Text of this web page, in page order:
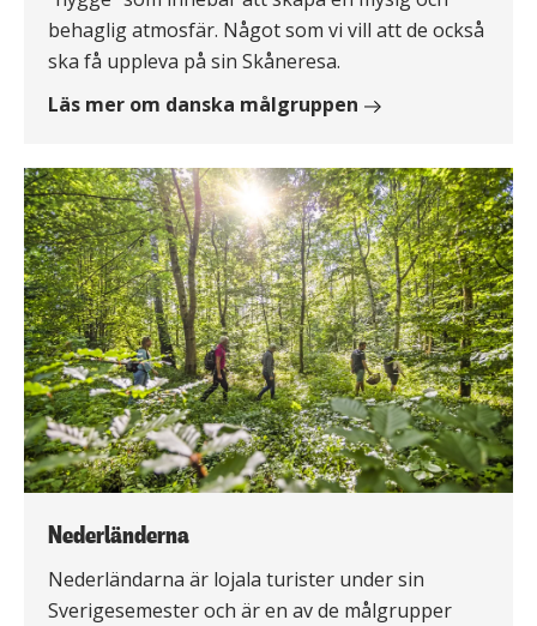
behaglig atmosfär. Något som vi vill att de också
ska få uppleva på sin Skåneresa.
Läs mer om danska målgruppen
Nederländerna
Nederländarna är lojala turister under sin
Sverigesemester och är en av de målgrupper